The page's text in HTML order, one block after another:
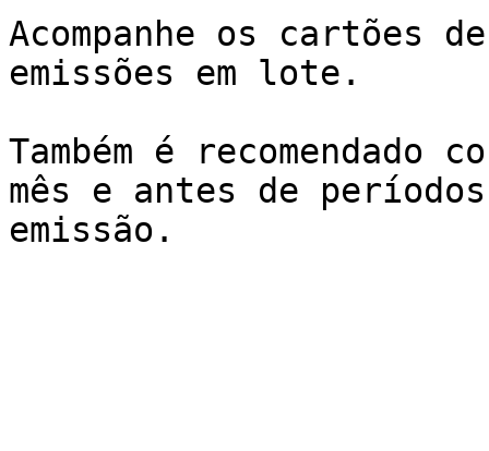
Acompanhe os cartões
emissões em lote.
Também é
mês e antes de